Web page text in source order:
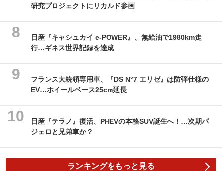
研究プロジェクトにリカルド参画
日産『キャシュカイ e-POWER』、無給油で1980km走
行…ギネス世界記録を達成
フランス大統領専用車、『DS N°7 エリゼ』は防弾仕様の
EV…ホイールベース25cm延長
日産『テラノ』復活、PHEVの本格SUV誕生へ！…次期パ
ジェロと兄弟車か？
ランキングをもっと見る